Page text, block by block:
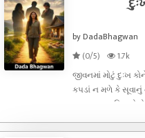
by DadaBhagwan
(0/5)
1.7k
જીવનમાં મોટું દુઃખ
કપડાં ન મળે કે સૂવાનું
મૂળભૂત જરૂરિયાતો